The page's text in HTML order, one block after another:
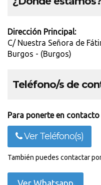
Dirección Principal:
C/ Nuestra Señora de
Burgos - (Burgos)
Teléfono/s de
Para ponerte en
Ver Teléfono(s)
También puedes contactar
Ver Whatsapp.